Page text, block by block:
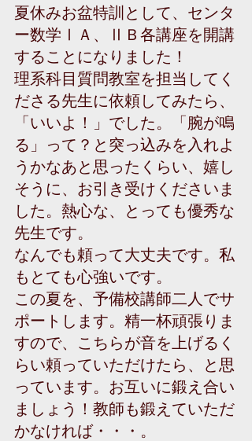
夏休みお盆特訓として、センタ
ー数学ⅠＡ、ⅡＢ各講座を開講
することになりました！
理系科目質問教室を担当してく
ださる先生に依頼してみたら、
「いいよ！」でした。「腕が鳴
る」って？と突っ込みを入れよ
うかなあと思ったくらい、嬉し
そうに、お引き受けくださいま
した。熱心な、とっても優秀な
先生です。
なんでも頼って大丈夫です。私
もとても心強いです。
この夏を、予備校講師二人でサ
ポートします。精一杯頑張りま
すので、こちらが音を上げるく
らい頼っていただけたら、と思
っています。お互いに鍛え合い
ましょう！教師も鍛えていただ
かなければ・・・。